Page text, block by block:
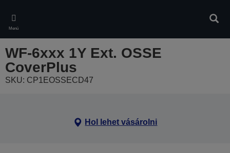
main
content
Menü
WF-6xxx 1Y Ext. OSSE
CoverPlus
SKU: CP1EOSSECD47
Hol lehet vásárolni